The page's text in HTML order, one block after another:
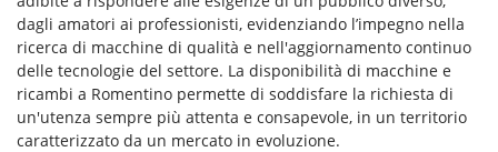
dagli amatori ai professionisti, evidenziando l’impegno nella
ricerca di macchine di qualità e nell'aggiornamento continuo
delle tecnologie del settore. La disponibilità di macchine e
ricambi a Romentino permette di soddisfare la richiesta di
un'utenza sempre più attenta e consapevole, in un territorio
caratterizzato da un mercato in evoluzione.